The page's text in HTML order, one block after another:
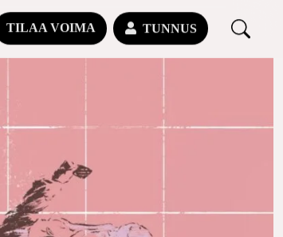
TILAA VOIMA TUNNUS